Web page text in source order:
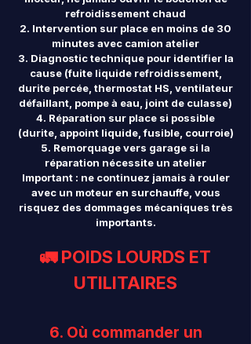
refroidissement chaud
Intervention sur place en moins de 30
minutes avec camion atelier
Diagnostic technique pour identifier la
cause (fuite liquide refroidissement,
durite percée, thermostat HS, ventilateur
défaillant, pompe à eau, joint de culasse)
Réparation sur place si possible
(durite, appoint liquide, fusible, courroie)
Remorquage vers garage si la
réparation nécessite un atelier
Important : ne continuez jamais à rouler
avec un moteur en surchauffe, vous
risquez des dommages mécaniques très
importants.
🚛 POIDS LOURDS ET
UTILITAIRES
6. Où commander un